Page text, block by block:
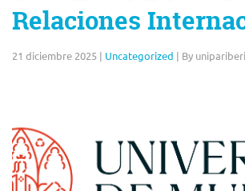
Relaciones
21 diciembre 2025 | Uncategorized | By